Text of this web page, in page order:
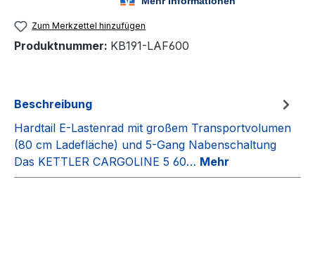
Zum Merkzettel hinzufügen
Produktnummer: KB191-LAF600
Beschreibung
Hardtail E-Lastenrad mit großem Transportvolumen
(80 cm Ladefläche) und 5-Gang Nabenschaltung
Das KETTLER CARGOLINE 5 60… Mehr